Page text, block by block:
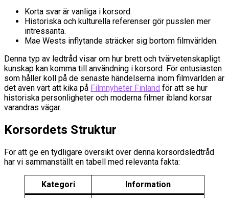
Korta svar är vanliga i korsord.
Historiska och kulturella referenser gör pusslen mer
intressanta.
Mae Wests inflytande sträcker sig bortom filmvärlden.
Denna typ av ledtråd visar om hur brett och tvärvetenskapligt
kunskap kan komma till användning i korsord. För entusiasten
som håller koll på de senaste händelserna inom filmvärlden är
det även värt att kika på Filmnyheter Finland för att se hur
historiska personligheter och moderna filmer ibland korsar
varandras vägar.
Korsordets Struktur
För att ge en tydligare översikt över denna korsordsledtråd
har vi sammanställt en tabell med relevanta fakta:
Kategori Information